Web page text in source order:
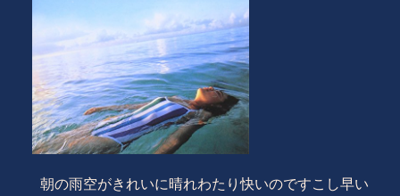
朝の雨空がきれいに晴れわたり快いのですこし早い